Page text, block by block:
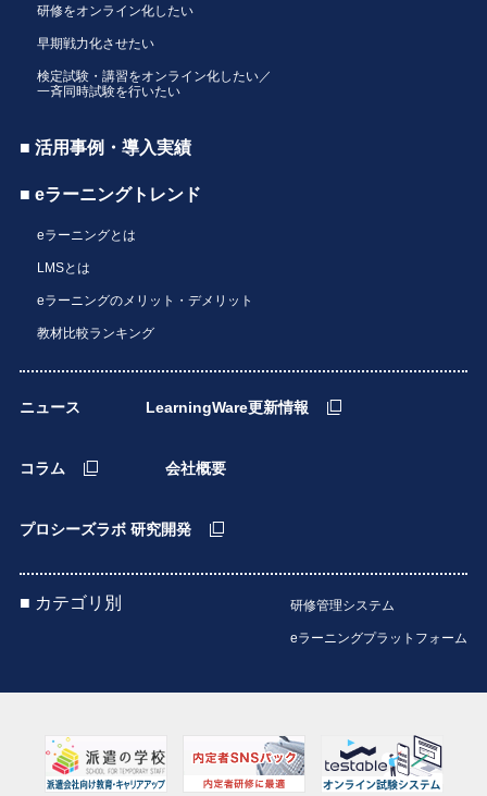
研修をオンライン化したい
早期戦力化させたい
検定試験・講習をオンライン化したい／
一斉同時試験を行いたい
■ 活用事例・導入実績
■ eラーニングトレンド
eラーニングとは
LMSとは
eラーニングのメリット・デメリット
教材比較ランキング
ニュース LearningWare更新情報
コラム 会社概要
プロシーズラボ 研究開発
■ カテゴリ別 研修管理システム
eラーニングプラットフォーム